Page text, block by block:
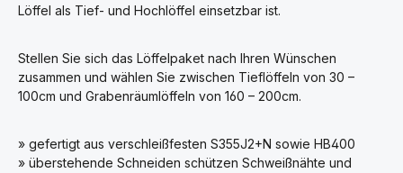
Löffel als Tief- und Hochlöffel einsetzbar ist.
Stellen Sie sich das Löffelpaket nach Ihren Wünschen
zusammen und wählen Sie zwischen Tieflöffeln von 30 –
100cm und Grabenräumlöffeln von 160 – 200cm.
» gefertigt aus verschleißfesten S355J2+N sowie HB400
» überstehende Schneiden schützen Schweißnähte und